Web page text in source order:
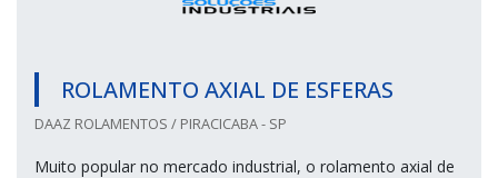
ROLAMENTO AXIAL DE ESFERAS
DAAZ ROLAMENTOS / PIRACICABA - SP
Muito popular no mercado industrial, o rolamento axial de